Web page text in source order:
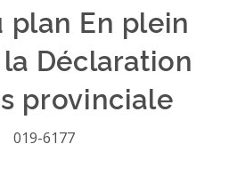
plan En plein
Déclaration
provinciale
019-6177